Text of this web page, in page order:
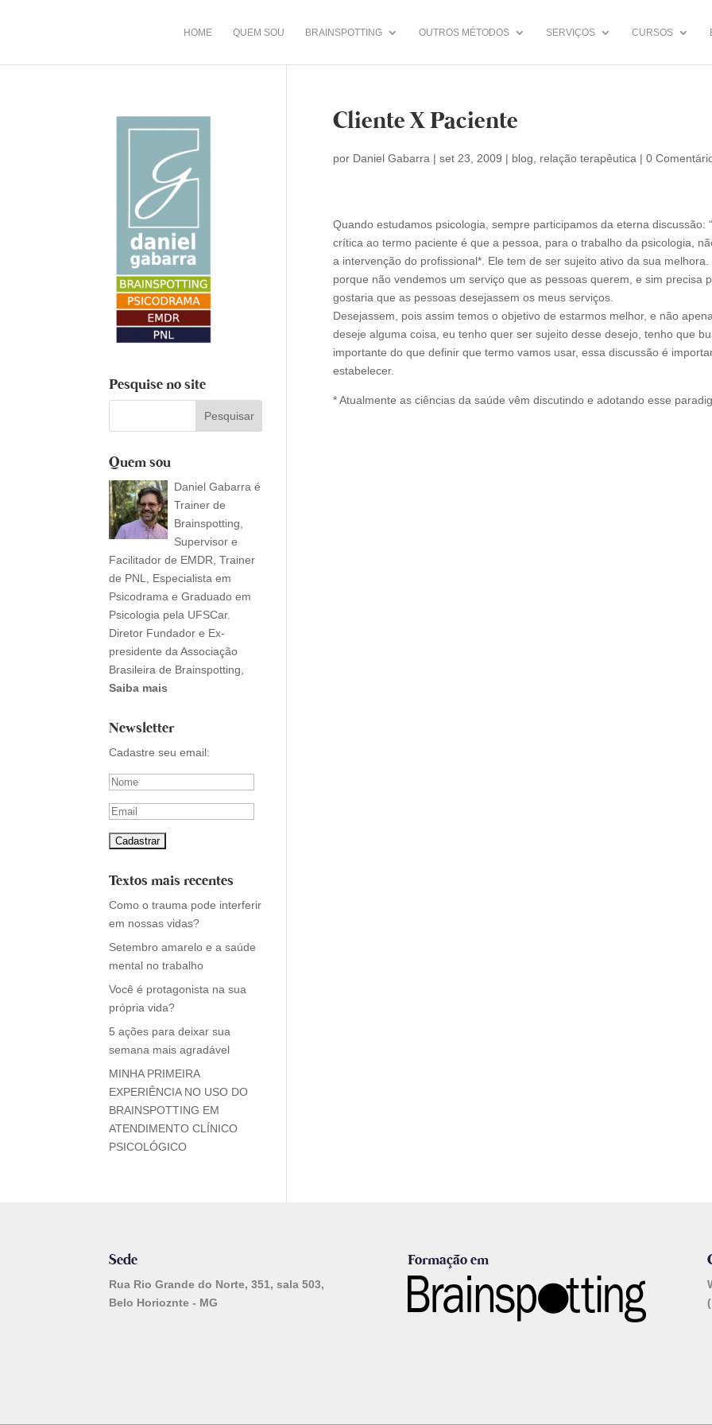
HOME QUEM SOU BRAINSPOTTING OUTROS MÉTODOS SERVIÇOS CURSOS
Cliente X Paciente
por Daniel Gabarra |set 23, 2009 | blog relação terapêutica |0
Quando estudamos psicologia, sempre participamos da eterna discussão:
crítica ao termo paciente é que a pessoa, para o trabalho da psicologia,
a intervenção do profissional*. Ele tem de ser sujeito ativo da sua
porque não vendemos um serviço que as pessoas querem, e sim precisa
gostaria que as pessoas desejassem os meus serviços.
Desejassem, pois assim temos o objetivo de estarmos melhor, e não
deseje alguma coisa, eu tenho quer ser sujeito desse desejo, tenho que
importante do que definir que termo vamos usar, essa discussão é
estabelecer.
* Atualmente as ciências da saúde vêm discutindo e adotando esse
Pesquise no site
Quem sou
Daniel Gabarra é
Trainer de
Brainspotting,
Supervisor e
Facilitador de EMDR, Trainer
de PNL, Especialista em
Psicodrama e Graduado em
Psicologia pela UFSCar.
Diretor Fundador e Ex-
presidente da Associação
Brasileira de Brainspotting,
Saiba mais
Newsletter
Cadastre seu email:
Textos mais recentes
Como o trauma pode interferir
em nossas vidas?
Setembro amarelo e a saúde
mental no trabalho
Você é protagonista na sua
própria vida?
5 ações para deixar sua
semana mais agradável
MINHA PRIMEIRA
EXPERIÊNCIA NO USO DO
BRAINSPOTTING EM
ATENDIMENTO CLÍNICO
PSICOLÓGICO
Sede
Rua Rio Grande do Norte, 351, sala 503,
Belo Horioznte - MG
Formação em